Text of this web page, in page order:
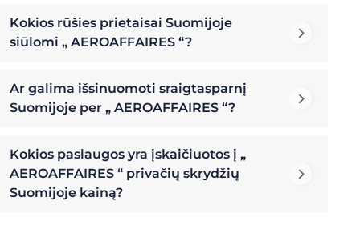
Kokios rūšies prietaisai Suomijoje
siūlomi „ AEROAFFAIRES “?
Ar galima išsinuomoti sraigtasparnį
Suomijoje per „ AEROAFFAIRES “?
Kokios paslaugos yra įskaičiuotos į „
AEROAFFAIRES “ privačių skrydžių
Suomijoje kainą?